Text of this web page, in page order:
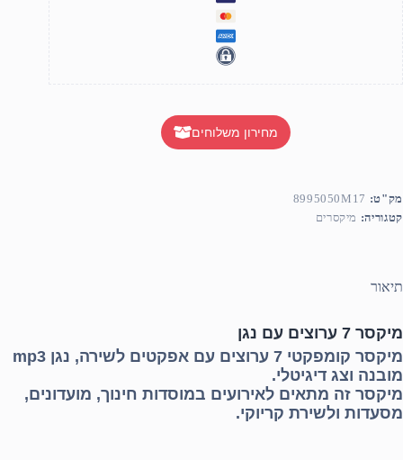
מחירון משלוחים
מק"ט: 8995050M17
קטגוריה: מיקסרים
תיאור
מיקסר 7 ערוצים עם נגן
מיקסר קומפקטי 7 ערוצים עם אפקטים לשירה, נגן mp3
מובנה וצג דיגיטלי.
מיקסר זה מתאים לאירועים במוסדות חינוך, מועדונים,
מסעדות ולשירת קריוקי.